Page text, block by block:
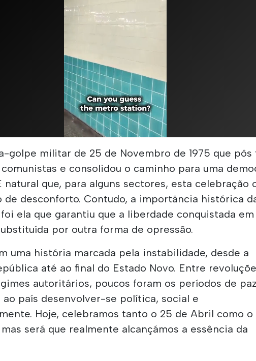
golpe militar de 25 de Novembro de 1975 que pôs
e consolidou o caminho para uma
natural que, para alguns sectores, esta celebração
de desconforto. Contudo, a importância histórica
ela que garantiu que a liberdade conquistada
por outra forma de opressão.
uma história marcada pela instabilidade, desde a
até ao final do Estado Novo. Entre
autoritários, poucos foram os períodos de
país desenvolver-se política, social e
Hoje, celebramos tanto o 25 de Abril como o
será que realmente alcançámos a essência da